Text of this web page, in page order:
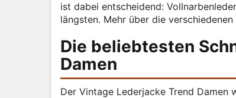
ist dabei entscheidend:
längsten. Mehr über die verschiedenen
Die beliebtesten
Damen
Der Vintage Lederjacke Trend